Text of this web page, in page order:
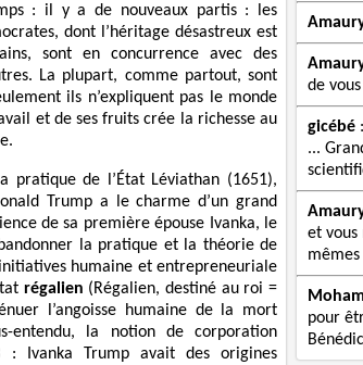
: il y a de nouveaux partis : les
dont l’héritage désastreux est
sont en concurrence avec des
La plupart, comme partout, sont
ils n’expliquent pas le monde
et de ses fruits crée la richesse au
pratique de l’État Léviathan (1651),
Trump a le charme d’un grand
de sa première épouse Ivanka, le
la pratique et la théorie de
humaine et entrepreneuriale
régalien (Régalien, destiné au roi =
l’angoisse humaine de la mort
entendu, la notion de corporation
Ivanka Trump avait des origines
de
gicébé:
...
et vous
pour